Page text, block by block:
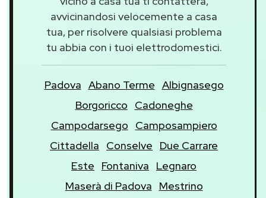
avvicinandosi velocemente a casa
tua, per risolvere qualsiasi problema
tu abbia con i tuoi elettrodomestici.
Padova Abano Terme Albignasego
Borgoricco
Cadoneghe
Campodarsego
Camposampiero
Cittadella
Conselve
Due Carrare
Este
Fontaniva
Legnaro
Maserà di Padova
Mestrino